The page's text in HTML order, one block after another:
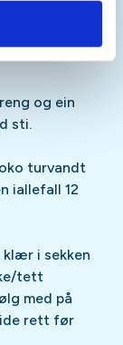
ein smal
og ein
sti.
turvandt
iallefall 12
klær i sekken
tett
med på
rett før